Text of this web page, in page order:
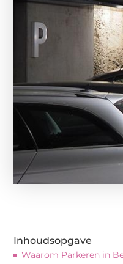
Inhoudsopgave
Waarom Parkeren in